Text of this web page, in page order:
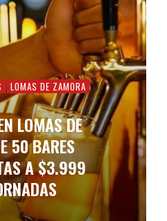
LOMAS DE ZAMORA
LOMAS DE
50 BARES
A $3.999